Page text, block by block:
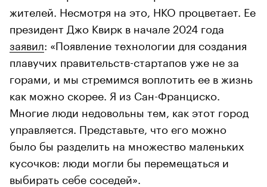
жителей. Несмотря на это, НКО процветает. Ее
президент Джо Квирк в начале 2024 года
заявил: «Появление технологии для создания
плавучих правительств-стартапов уже не за
горами, и мы стремимся воплотить ее в жизнь
как можно скорее. Я из Сан-Франциско.
Многие люди недовольны тем, как этот город
управляется. Представьте, что его можно
было бы разделить на множество маленьких
кусочков: люди могли бы перемещаться и
выбирать себе соседей».